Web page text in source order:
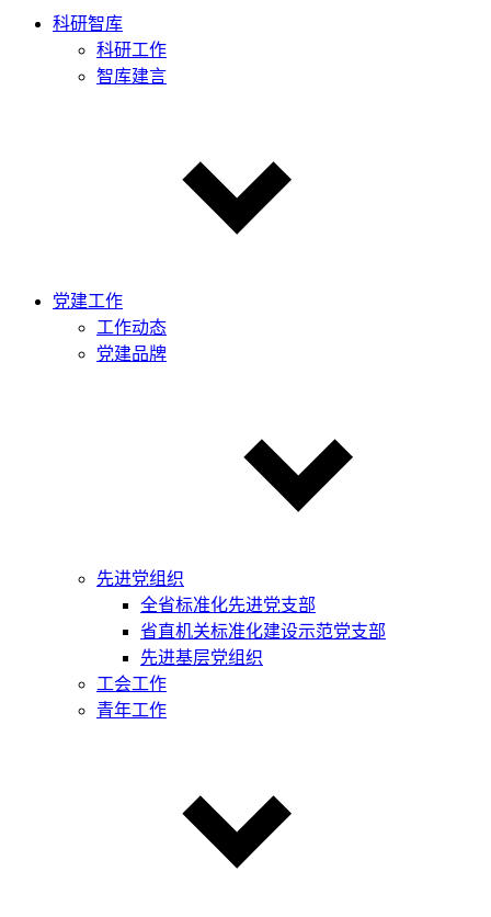
科研智库
科研工作
智库建言
党建工作
工作动态
党建品牌
先进党组织
全省标准化先进党支部
省直机关标准化建设示范党支部
先进基层党组织
工会工作
青年工作